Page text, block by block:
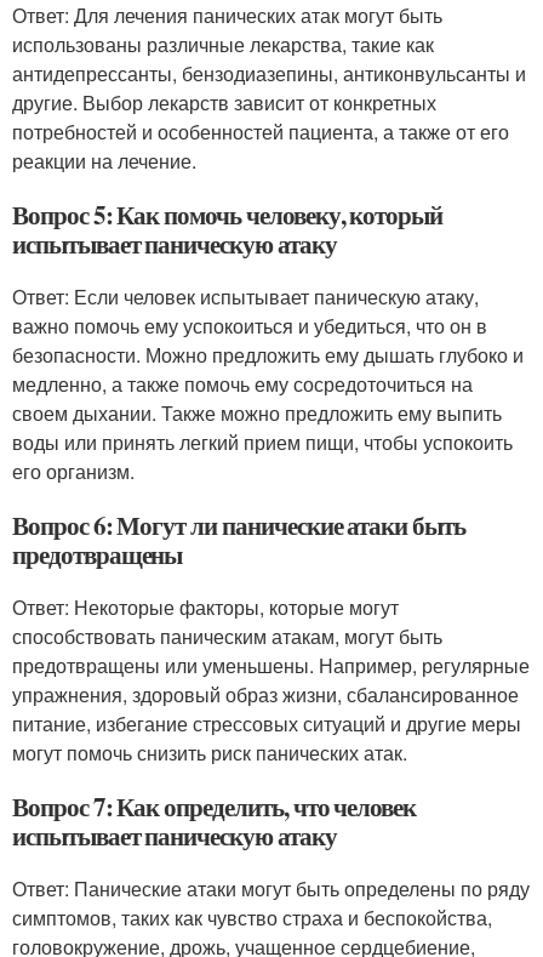
Ответ: Для лечения панических атак могут быть
использованы различные лекарства, такие как
антидепрессанты, бензодиазепины, антиконвульсанты и
другие. Выбор лекарств зависит от конкретных
потребностей и особенностей пациента, а также от его
реакции на лечение.
Вопрос 5: Как помочь человеку, который
испытывает паническую атаку
Ответ: Если человек испытывает паническую атаку,
важно помочь ему успокоиться и убедиться, что он в
безопасности. Можно предложить ему дышать глубоко и
медленно, а также помочь ему сосредоточиться на
своем дыхании. Также можно предложить ему выпить
воды или принять легкий прием пищи, чтобы успокоить
его организм.
Вопрос 6: Могут ли панические атаки быть
предотвращены
Ответ: Некоторые факторы, которые могут
способствовать паническим атакам, могут быть
предотвращены или уменьшены. Например, регулярные
упражнения, здоровый образ жизни, сбалансированное
питание, избегание стрессовых ситуаций и другие меры
могут помочь снизить риск панических атак.
Вопрос 7: Как определить, что человек
испытывает паническую атаку
Ответ: Панические атаки могут быть определены по ряду
симптомов, таких как чувство страха и беспокойства,
головокружение, дрожь, учащенное сердцебиение,